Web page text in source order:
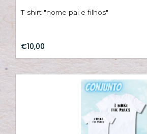
T-shirt "nome pai e filhos"
€10,00